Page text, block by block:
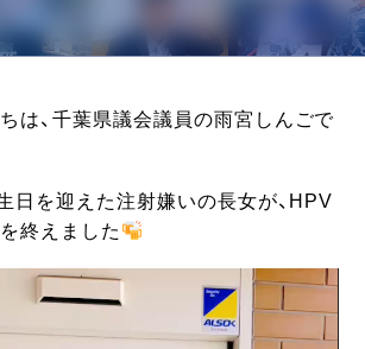
は、千葉県議会議員の雨宮しんごで
日を迎えた注射嫌いの長女が、HPV
終えました